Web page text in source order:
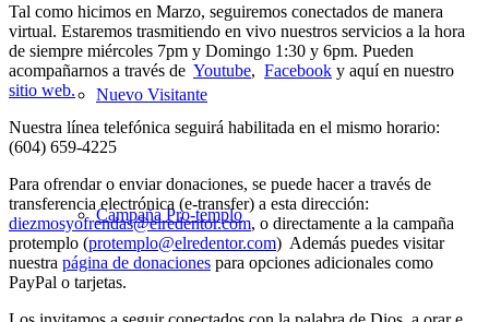
Nuevo Visitante
Campaña Pro-templo
Tal como hicimos en Marzo, seguiremos conectados de manera
virtual. Estaremos trasmitiendo en vivo nuestros servicios a la hora
de siempre miércoles 7pm y Domingo 1:30 y 6pm. Pueden
acompañarnos a través de Youtube, Facebook y aquí en nuestro
sitio web.
Nuestra línea telefónica seguirá habilitada en el mismo horario:
(604) 659-4225
Para ofrendar o enviar donaciones, se puede hacer a través de
transferencia electrónica (e-transfer) a esta dirección:
diezmosyofrendas@elredentor.com, o directamente a la campaña
protemplo (protemplo@elredentor.com) Además puedes visitar
nuestra página de donaciones para opciones adicionales como
PayPal o tarjetas.